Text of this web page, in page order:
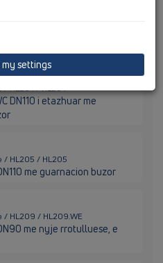
/ HL204 / HL204
DN110 i etazhuar me
/ HL205 / HL205
me guarnacion buzor
/ HL209 / HL209.WE
me nyje rrotulluese, e
my settings